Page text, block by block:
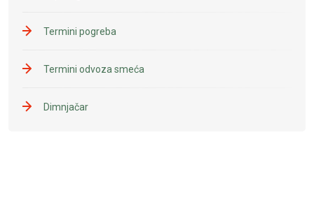
Termini pogreba
Termini odvoza smeća
Dimnjačar